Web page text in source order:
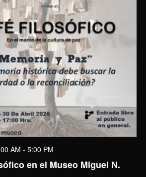
en el Museo Miguel N.
AM - 5:00 PM